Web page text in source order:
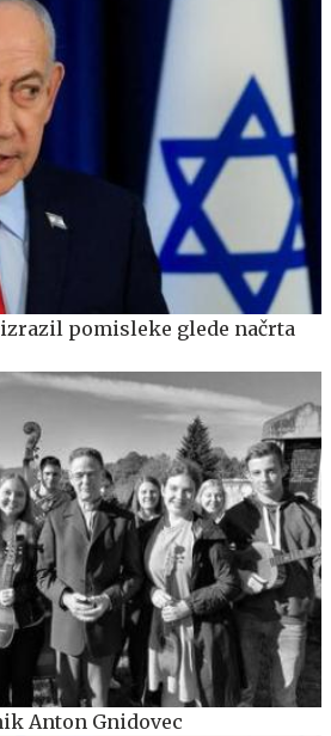
pomisleke glede načrta
Anton Gnidovec